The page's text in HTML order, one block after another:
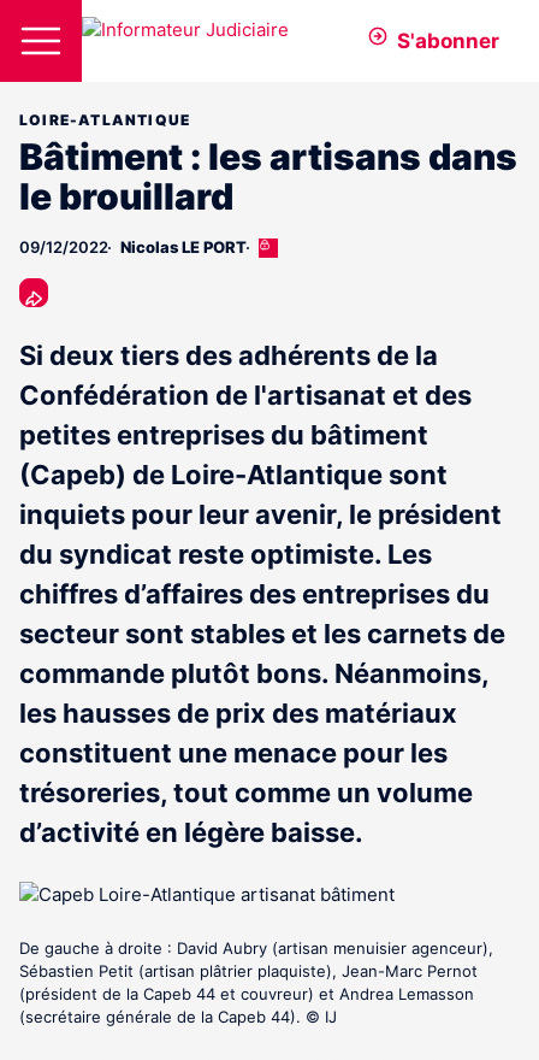
S'abonner
LOIRE-ATLANTIQUE
Bâtiment : les artisans dans
le brouillard
09/12/2022 Nicolas LE PORT
Cet
abonnés
Si deux tiers des adhérents de la
Confédération de l'artisanat et des
petites entreprises du bâtiment
(Capeb) de Loire-Atlantique sont
inquiets pour leur avenir, le président
du syndicat reste optimiste. Les
chiffres d’affaires des entreprises du
secteur sont stables et les carnets de
commande plutôt bons. Néanmoins,
les hausses de prix des matériaux
constituent une menace pour les
trésoreries, tout comme un volume
d’activité en légère baisse.
De gauche à droite : David Aubry (artisan menuisier agenceur),
Sébastien Petit (artisan plâtrier plaquiste), Jean-Marc Pernot
(président de la Capeb 44 et couvreur) et Andrea Lemasson
(secrétaire générale de la Capeb 44). © IJ